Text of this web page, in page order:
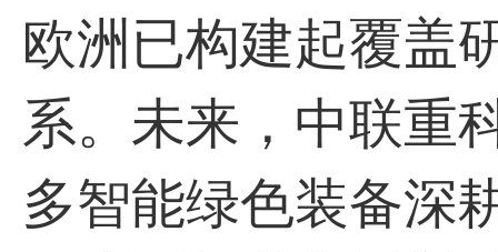
欧洲已构建起覆盖
系。未来，中联重
多智能绿色装备深